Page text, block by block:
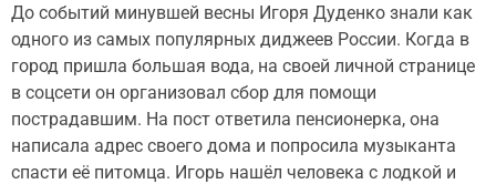
До событий минувшей весны Игоря Дуденко знали как
одного из самых популярных диджеев России. Когда в
город пришла большая вода, на своей личной странице
в соцсети он организовал сбор для помощи
пострадавшим. На пост ответила пенсионерка, она
написала адрес своего дома и попросила музыканта
спасти её питомца. Игорь нашёл человека с лодкой и